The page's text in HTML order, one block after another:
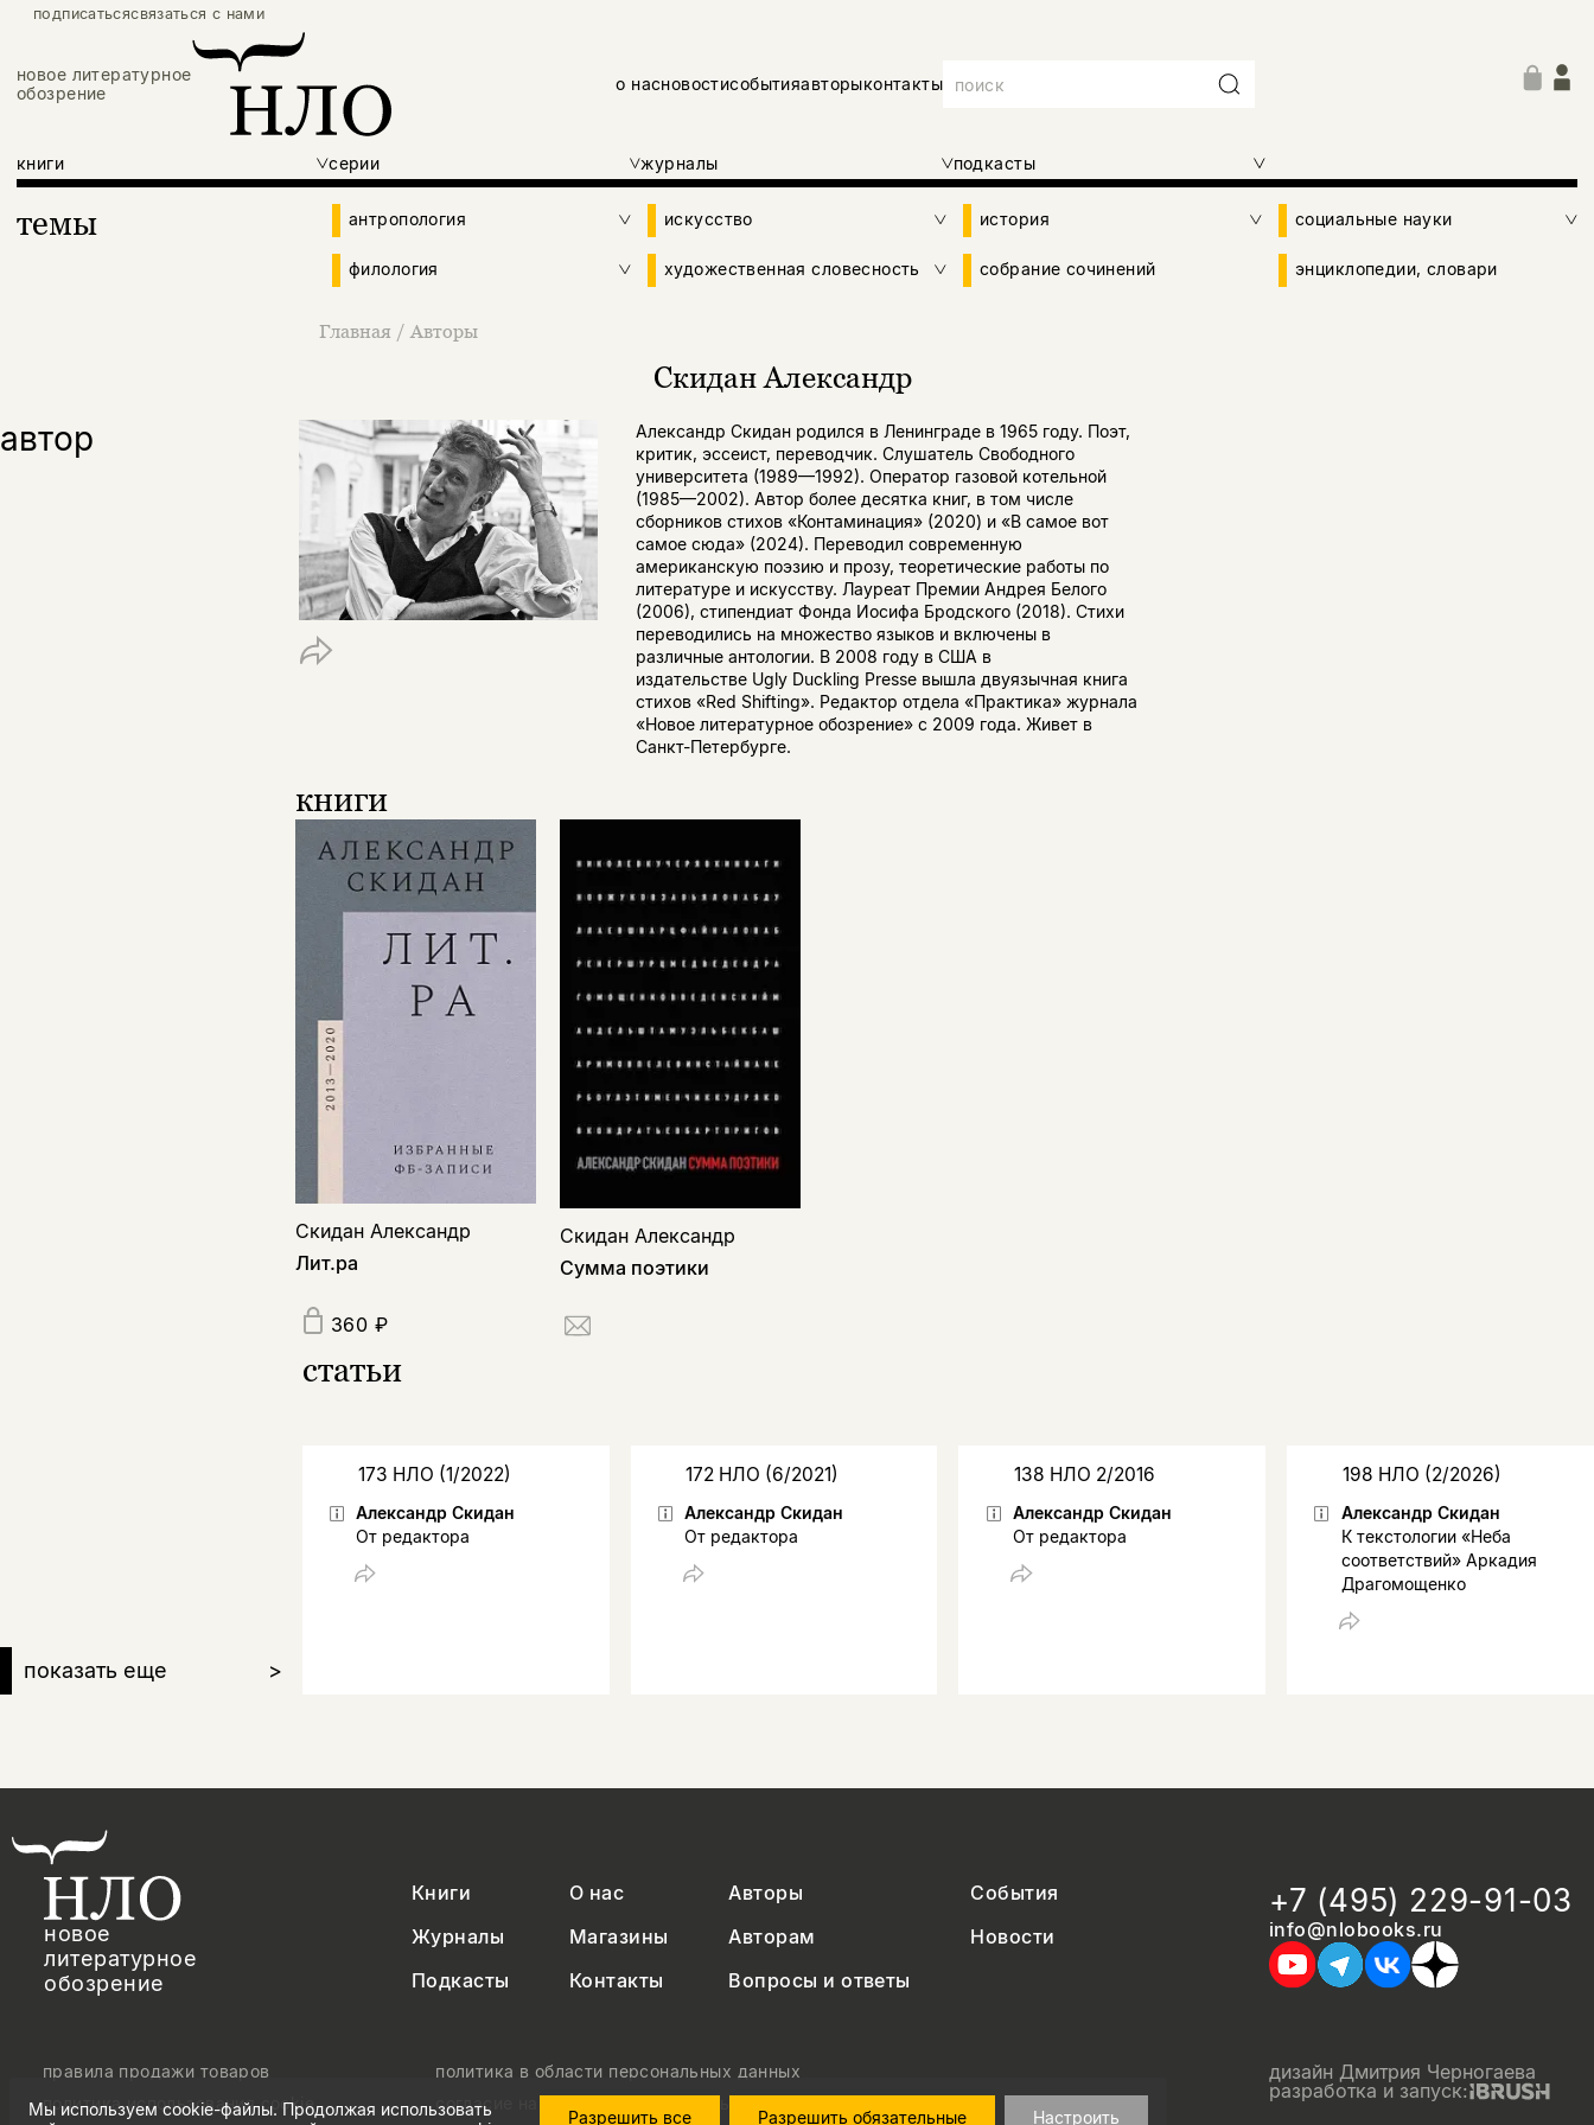
подписатьсясвязаться с нами
новое литературное
обозрение
о насновостисобытияавторыконтакты
книги серии журналы подкасты
темы антропология искусство история социальные науки
филология художественная словесность собрание сочинений энциклопедии, словари
Главная / Авторы
Скидан Александр
автор
Александр Скидан родился в Ленинграде в 1965 году. Поэт,
критик, эссеист, переводчик. Слушатель Свободного
университета (1989—1992). Оператор газовой котельной
(1985—2002). Автор более десятка книг, в том числе
сборников стихов «Контаминация» (2020) и «В самое вот
самое сюда» (2024). Переводил современную
американскую поэзию и прозу, теоретические работы по
литературе и искусству. Лауреат Премии Андрея Белого
(2006), стипендиат Фонда Иосифа Бродского (2018). Стихи
переводились на множество языков и включены в
различные антологии. В 2008 году в США в
издательстве Ugly Duckling Presse вышла двуязычная книга
стихов «Red Shifting». Редактор отдела «Практика» журнала
«Новое литературное обозрение» с 2009 года. Живет в
Санкт-Петербурге.
книги
Скидан Александр
Лит.ра
360 ₽
Скидан Александр
Сумма поэтики
статьи
показать еще >
173 НЛО (1/2022)
Александр Скидан
От редактора
172 НЛО (6/2021)
Александр Скидан
От редактора
138 НЛО 2/2016
Александр Скидан
От редактора
198 НЛО (2/2026)
Александр Скидан
К текстологии «Неба
соответствий» Аркадия
Драгомощенко
новое
литературное
обозрение
Книги О нас Авторы
События
Журналы
Магазины Авторам
Новости
Подкасты
Контакты Вопросы и ответы
+7 (495) 229-91-03
info@nlobooks.ru
правила продажи товаров
политика в области персональных данных
политика использования cookie
согласие на обработку персональных данных
дизайн Дмитрия Черногаева
разработка и запуск:
Мы используем cookie-файлы. Продолжая использовать
Разрешить все Разрешить обязательные Настроить